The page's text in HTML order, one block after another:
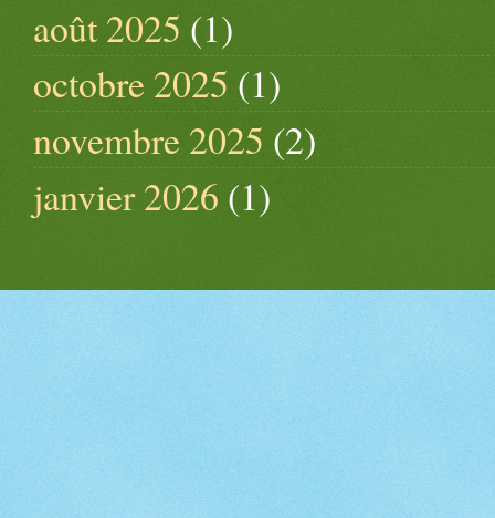
août 2025 (1)
octobre 2025 (1)
novembre 2025 (2)
janvier 2026 (1)